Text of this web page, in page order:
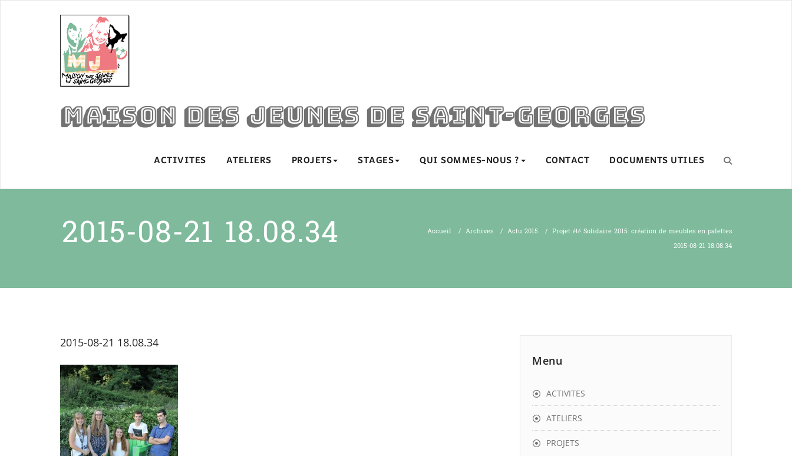
Maison des jeunes de Saint-Georges
ACTIVITES ATELIERS PROJETS STAGES QUI SOMMES-NOUS ? CONTACT DOCUMENTS UTILES
2015-08-21 18.08.34 Accueil / Archives / Actu 2015 / Projet été Solidaire 2015: création de meubles en palettes
2015-08-21 18.08.34
2015-08-21 18.08.34
Menu
ACTIVITES
ATELIERS
PROJETS